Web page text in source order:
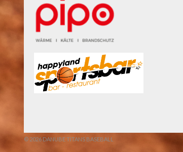
© 2026 DANUBE TITANS BASEBALL